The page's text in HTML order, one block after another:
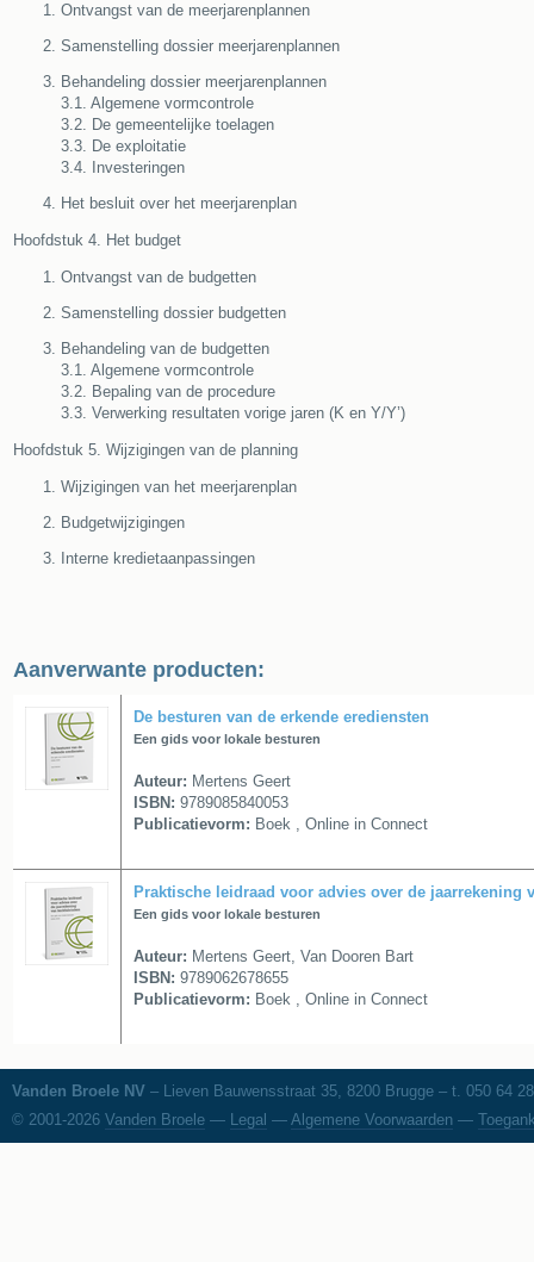
Ontvangst van de meerjarenplannen
Samenstelling dossier meerjarenplannen
Behandeling dossier meerjarenplannen
3.1. Algemene vormcontrole
3.2. De gemeentelijke toelagen
3.3. De exploitatie
3.4. Investeringen
Het besluit over het meerjarenplan
Hoofdstuk 4. Het budget
Ontvangst van de budgetten
Samenstelling dossier budgetten
Behandeling van de budgetten
3.1. Algemene vormcontrole
3.2. Bepaling van de procedure
3.3. Verwerking resultaten vorige jaren (K en Y/Y’)
Hoofdstuk 5. Wijzigingen van de planning
Wijzigingen van het meerjarenplan
Budgetwijzigingen
Interne kredietaanpassingen
Aanverwante producten:
De besturen van de erkende erediensten
Een gids voor lokale besturen
Auteur: Mertens Geert
ISBN: 9789085840053
Publicatievorm: Boek , Online in Connect
Praktische leidraad voor advies over de jaarrekening
Een gids voor lokale besturen
Auteur: Mertens Geert, Van Dooren Bart
ISBN: 9789062678655
Publicatievorm: Boek , Online in Connect
Vanden Broele NV – Lieven Bauwensstraat 35, 8200 Brugge – t. 050 64
© 2001-2026 Vanden Broele — Legal — Algemene Voorwaarden —